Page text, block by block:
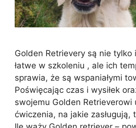
Golden Retrievery są nie tylko
łatwe w szkoleniu , ale ich
sprawia, że ​​są wspaniałymi
Poświęcając czas i wysiłek
swojemu Golden Retrieverowi
ćwiczenia, na jakie zasługują,